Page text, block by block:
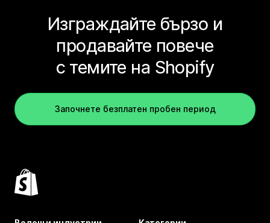
Изграждайте бързо и
продавайте повече
с темите на Shopify
Започнете безплатен пробен период